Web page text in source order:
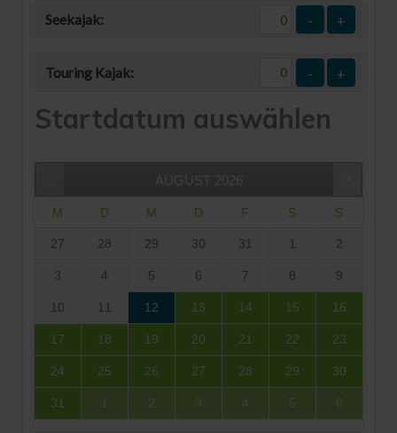
Seekajak: - +
Touring Kajak: - +
Startdatum auswählen
AUGUST 2026
M D M D F S S
27 28 29 30 31 1 2
3 4 5 6 7 8 9
10 11 12 13 14 15 16
17 18 19 20 21 22 23
24 25 26 27 28 29 30
31 1 2 3 4 5 6